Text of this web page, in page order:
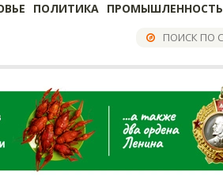
ПОЛИТИКА ПРОМЫШЛЕННОСТЬ